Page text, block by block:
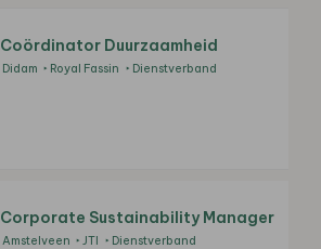
Coördinator Duurzaamheid
Didam Royal Fassin Dienstverband
Corporate Sustainability Manager
Amstelveen JTI Dienstverband